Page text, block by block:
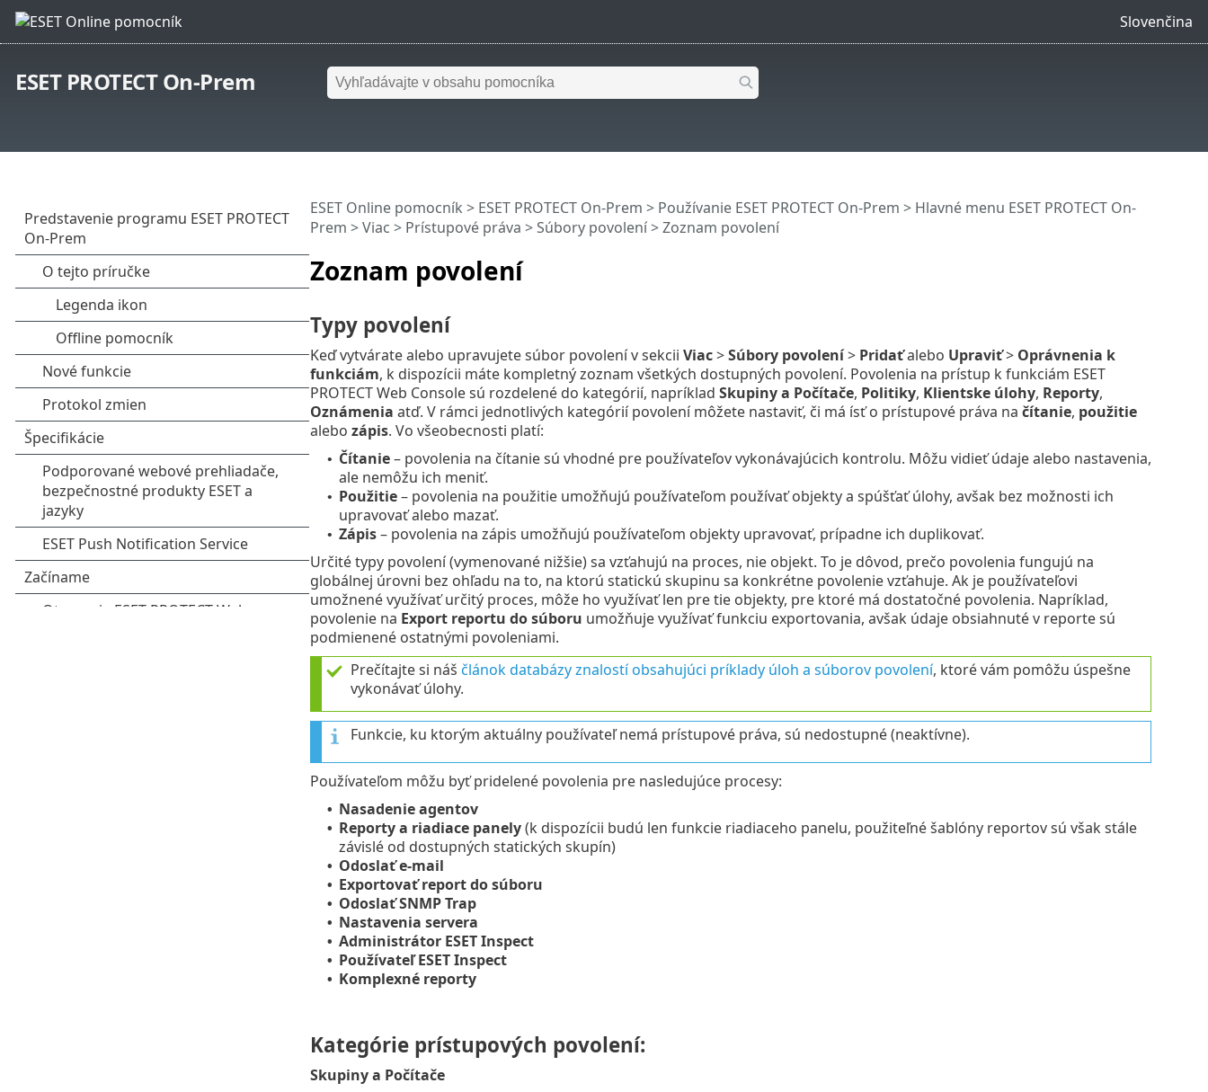
Slovenčina
ESET PROTECT On-Prem
Zoznam povolení
ESET Online pomocník > ESET PROTECT On-Prem > Používanie ESET PROTECT On-Prem > Hlavné menu ESET PROTECT On-
Prem >Viac > Prístupové práva >Súbory povolení> Zoznam povolení
Typy povolení
Keď vytvárate alebo upravujete súbor povolení v sekcii Viac>Súbory povolení> Pridaťalebo Upraviť> Oprávnenia k
funkciám, k dispozícii máte kompletný zoznam všetkých dostupných povolení. Povolenia na prístup k funkciám ESET
PROTECT Web Console sú rozdelené do kategórií, napríklad Skupiny a Počítače, Politiky, Klientske úlohy, Reporty,
Oznámenia atď. V rámci jednotlivých kategórií povolení môžete nastaviť, či má ísť o prístupové práva na čítanie, použitie
alebo zápis. Vo všeobecnosti platí:
• Čítanie– povolenia na čítanie sú vhodné pre používateľov vykonávajúcich kontrolu. Môžu vidieť údaje alebo nastavenia,
ale nemôžu ich meniť.
• Použitie– povolenia na použitie umožňujú používateľom používať objekty a spúšťať úlohy, avšak bez možnosti ich
upravovať alebo mazať.
• Zápis– povolenia na zápis umožňujú používateľom objekty upravovať, prípadne ich duplikovať.
Určité typy povolení (vymenované nižšie) sa vzťahujú na proces, nie objekt. To je dôvod, prečo povolenia fungujú na
globálnej úrovni bez ohľadu na to, na ktorú statickú skupinu sa konkrétne povolenie vzťahuje. Ak je používateľovi
umožnené využívať určitý proces, môže ho využívať len pre tie objekty, pre ktoré má dostatočné povolenia. Napríklad,
povolenie na Export reportu do súboru umožňuje využívať funkciu exportovania, avšak údaje obsiahnuté v reporte sú
podmienené ostatnými povoleniami.
Prečítajte si náš článok databázy znalostí obsahujúci príklady úloh a súborov povolení, ktoré vám pomôžu úspešne
vykonávať úlohy.
Funkcie, ku ktorým aktuálny používateľ nemá prístupové práva, sú nedostupné (neaktívne).
Používateľom môžu byť pridelené povolenia pre nasledujúce procesy:
• Nasadenie agentov
• Reporty a riadiace panely(k dispozícii budú len funkcie riadiaceho panelu, použiteľné šablóny reportov sú však stále
závislé od dostupných statických skupín)
• Odoslať e-mail
• Exportovať report do súboru
• Odoslať SNMP Trap
• Nastavenia servera
• Administrátor ESET Inspect
• Používateľ ESET Inspect
• Komplexné reporty
Kategórie prístupových povolení:
Skupiny a Počítače